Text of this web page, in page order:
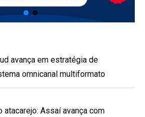
avança em estratégia de
omnicanal multiformato
atacarejo: Assaí avança com